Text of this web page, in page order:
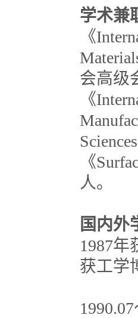
学术兼
《
会高级
《
《
人。
国内外
1987年
获工学